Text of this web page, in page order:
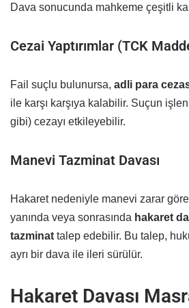
Dava sonucunda mahkeme çeşitli
Cezai Yaptırımlar (TCK
Fail suçlu bulunursa, adli para
ile karşı karşıya kalabilir. Suçun
gibi) cezayı etkileyebilir.
Manevi Tazminat Davası
Hakaret nedeniyle manevi zarar
yanında veya sonrasında hakaret
tazminat talep edebilir. Bu talep,
ayrı bir dava ile ileri sürülür.
Hakaret Davası